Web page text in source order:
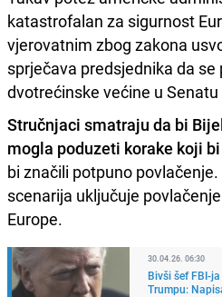
katastrofalan za sigurnost
vjerovatnim zbog zakona
sprječava predsjednika da se
dvotrećinske većine u
Stručnjaci smatraju da bi
mogla poduzeti korake koji
bi značili potpuno
scenarija uključuje
Europe.
30.04.26. 06:30
Bivši šef FBI-
Trumpu: